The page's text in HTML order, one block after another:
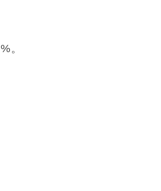
。